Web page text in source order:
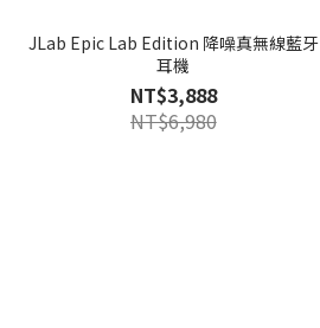
JLab Epic Lab Edition 降噪真無線藍牙
耳機
NT$3,888
NT$6,980